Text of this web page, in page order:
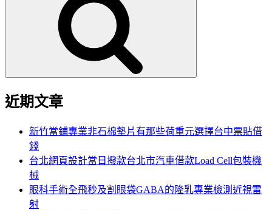
近期文章
新竹當鋪專業非石棉墊片有那些荷重元選擇台中票貼借
錢
台北網頁設計當日撥款台北市汽車借款Load Cell包裝機
械
眼科手術全飛秒及割眼袋GABA的隆乳專業檢測近視雷
射